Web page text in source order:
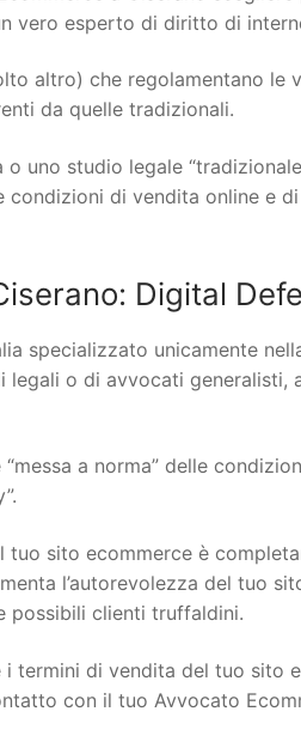
vero esperto di diritto di
altro) che regolamentano le
da quelle tradizionali.
uno studio legale
di vendita online e
Digital
specializzato unicamente
legali o di avvocati generalisti,
a norma” delle
tuo sito ecommerce è
l’autorevolezza del tuo
possibili clienti truffaldini.
termini di vendita del tuo sito
con il tuo Avvocato